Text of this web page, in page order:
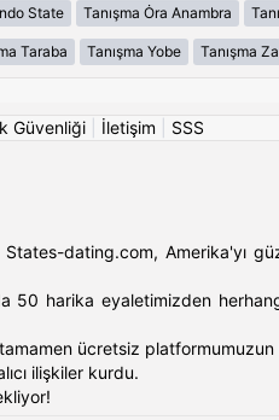
State Tanışma Ȯra Anambra
Taraba Tanışma Yobe Tanışma
Güvenliği İletişim SSS
dating.com, Amerika'yı
50 harika eyaletimizden
ücretsiz platformumuzun
ilişkiler kurdu.
Assistance